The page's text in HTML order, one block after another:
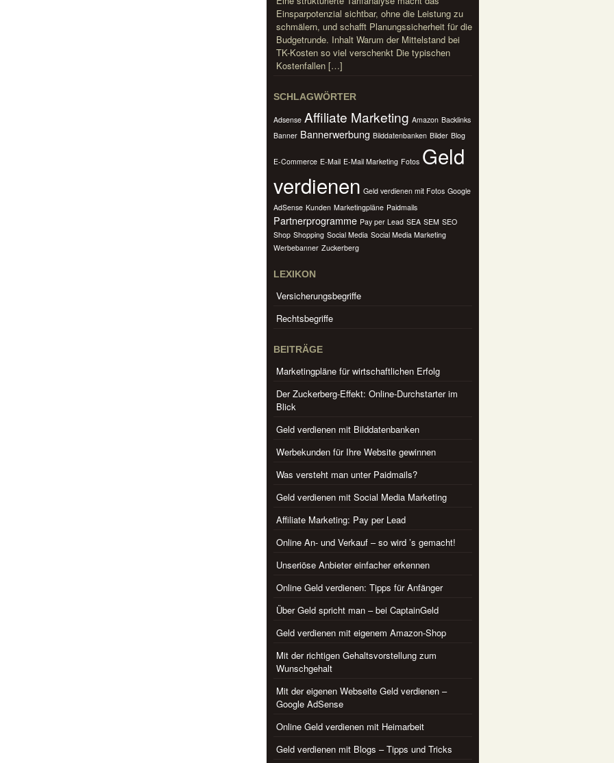
Einsparpotenzial sichtbar, ohne die Leistung zu
schmälern, und schafft Planungssicherheit für die
Budgetrunde. Inhalt Warum der Mittelstand bei
TK-Kosten so viel verschenkt Die typischen
Kostenfallen […]
SCHLAGWÖRTER
Adsense Affiliate Marketing Amazon Backlinks
Banner Bannerwerbung Bilddatenbanken Bilder Blog
E-Commerce E-Mail E-Mail Marketing Fotos Geld
verdienen Geld verdienen mit Fotos Google
AdSense Kunden Marketingpläne Paidmails
Partnerprogramme Pay per Lead SEA SEM SEO
Shop Shopping Social Media Social Media Marketing
Werbebanner Zuckerberg
LEXIKON
Versicherungsbegriffe
Rechtsbegriffe
BEITRÄGE
Marketingpläne für wirtschaftlichen Erfolg
Der Zuckerberg-Effekt: Online-Durchstarter im
Blick
Geld verdienen mit Bilddatenbanken
Werbekunden für Ihre Website gewinnen
Was versteht man unter Paidmails?
Geld verdienen mit Social Media Marketing
Affiliate Marketing: Pay per Lead
Online An- und Verkauf – so wird ’s gemacht!
Unseriöse Anbieter einfacher erkennen
Online Geld verdienen: Tipps für Anfänger
Über Geld spricht man – bei CaptainGeld
Geld verdienen mit eigenem Amazon-Shop
Mit der richtigen Gehaltsvorstellung zum
Wunschgehalt
Mit der eigenen Webseite Geld verdienen –
Google AdSense
Online Geld verdienen mit Heimarbeit
Geld verdienen mit Blogs – Tipps und Tricks